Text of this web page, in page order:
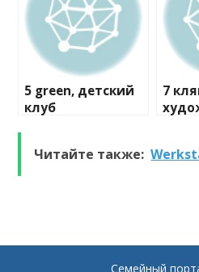
5 green, детский
клуб
7
Читайте также:
Семейный